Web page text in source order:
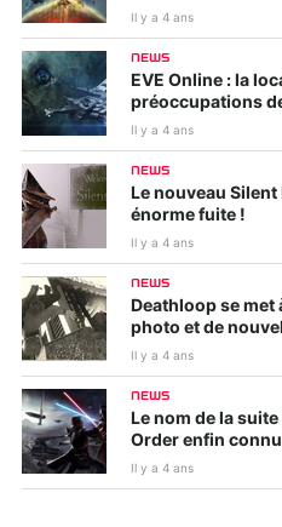
Il y a 4 ans
NEWS
EVE Online : la
préoccupations
Il y a 4 ans
NEWS
Le nouveau
énorme fuite !
Il y a 4 ans
NEWS
Deathloop se
photo et de
Il y a 4 ans
NEWS
Le nom de la
Order enfin
Il y a 4 ans